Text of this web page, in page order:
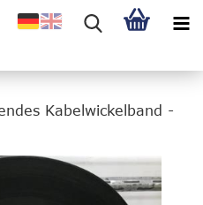
Kabelwickelband -